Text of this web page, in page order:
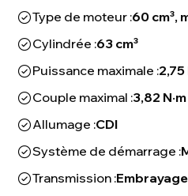
Type de moteur :60 cm³,
Cylindrée :63 cm³
Puissance maximale :
Couple maximal :3,82
Allumage :CDI
Système de démarrage :
Transmission :